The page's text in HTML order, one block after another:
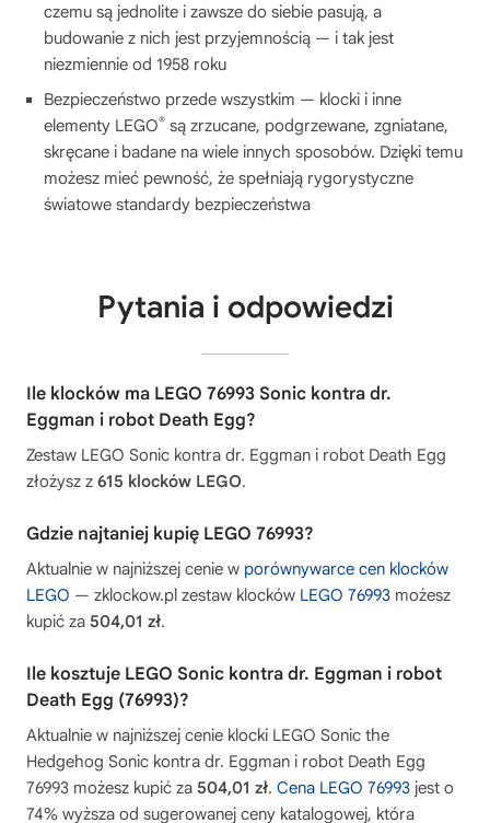
czemu są jednolite i zawsze do siebie pasują, a
budowanie z nich jest przyjemnością — i tak jest
niezmiennie od 1958 roku
Bezpieczeństwo przede wszystkim — klocki i inne
elementy LEGO® są zrzucane, podgrzewane, zgniatane,
skręcane i badane na wiele innych sposobów. Dzięki temu
możesz mieć pewność, że spełniają rygorystyczne
światowe standardy bezpieczeństwa
Pytania i odpowiedzi
Ile klocków ma LEGO 76993 Sonic kontra dr.
Eggman i robot Death Egg?
Zestaw LEGO Sonic kontra dr. Eggman i robot Death Egg
złożysz z 615 klocków LEGO.
Gdzie najtaniej kupię LEGO 76993?
Aktualnie w najniższej cenie w porównywarce cen klocków
LEGO — zklockow.pl zestaw klocków LEGO 76993 możesz
kupić za 504,01 zł.
Ile kosztuje LEGO Sonic kontra dr. Eggman i robot
Death Egg (76993)?
Aktualnie w najniższej cenie klocki LEGO Sonic the
Hedgehog Sonic kontra dr. Eggman i robot Death Egg
76993 możesz kupić za 504,01 zł. Cena LEGO 76993 jest o
74% wyższa od sugerowanej ceny katalogowej, która